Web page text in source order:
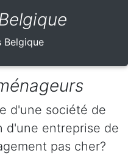
Belgique
d'une société de
d'une entreprise de
pas cher?